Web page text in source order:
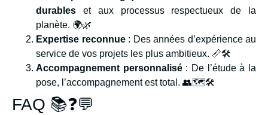
durables et aux processus respectueux de la
planète. 🌍🌿
Expertise reconnue: Des années d’expérience au
service de vos projets les plus ambitieux. 📏🛠️
Accompagnement personnalisé: De l’étude à la
pose, l’accompagnement est total. 👥🗺️🛠️
FAQ 📚❓💬